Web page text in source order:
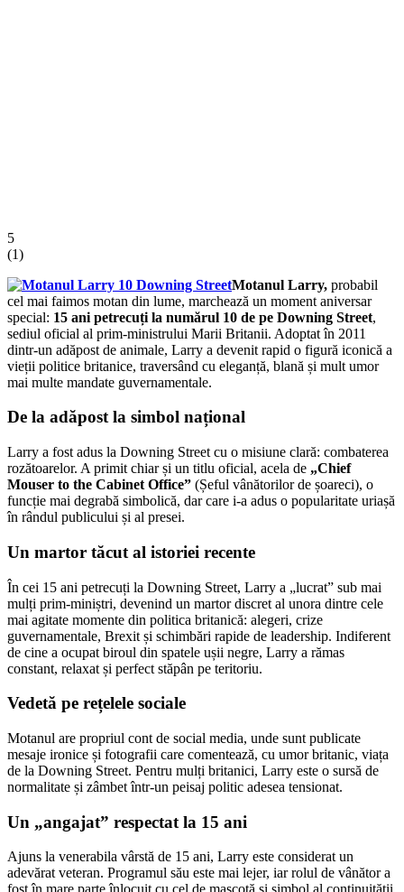
5
(1)
Motanul Larry, probabil
cel mai faimos motan din lume, marchează un moment aniversar
special: 15 ani petrecuți la numărul 10 de pe Downing Street,
sediul oficial al prim-ministrului Marii Britanii. Adoptat în 2011
dintr-un adăpost de animale, Larry a devenit rapid o figură iconică a
vieții politice britanice, traversând cu eleganță, blană și mult umor
mai multe mandate guvernamentale.
De la adăpost la simbol național
Larry a fost adus la Downing Street cu o misiune clară: combaterea
rozătoarelor. A primit chiar și un titlu oficial, acela de „Chief
Mouser to the Cabinet Office” (Șeful vânătorilor de șoareci), o
funcție mai degrabă simbolică, dar care i-a adus o popularitate uriașă
în rândul publicului și al presei.
Un martor tăcut al istoriei recente
În cei 15 ani petrecuți la Downing Street, Larry a „lucrat” sub mai
mulți prim-miniștri, devenind un martor discret al unora dintre cele
mai agitate momente din politica britanică: alegeri, crize
guvernamentale, Brexit și schimbări rapide de leadership. Indiferent
de cine a ocupat biroul din spatele ușii negre, Larry a rămas
constant, relaxat și perfect stăpân pe teritoriu.
Vedetă pe rețelele sociale
Motanul are propriul cont de social media, unde sunt publicate
mesaje ironice și fotografii care comentează, cu umor britanic, viața
de la Downing Street. Pentru mulți britanici, Larry este o sursă de
normalitate și zâmbet într-un peisaj politic adesea tensionat.
Un „angajat” respectat la 15 ani
Ajuns la venerabila vârstă de 15 ani, Larry este considerat un
adevărat veteran. Programul său este mai lejer, iar rolul de vânător a